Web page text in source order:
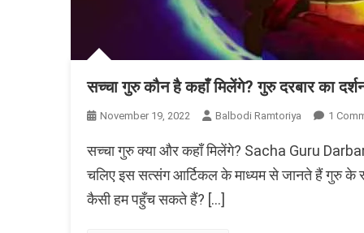
सच्चा गुरु कौन है कहाँ मिलेंगे? गुरु दरबार का
November 19, 2022 Balbodi Ramtoriya 1
सच्चा गुरु क्या और कहाँ मिलेंगे? Sacha Guru
चलिए इस सत्संग आर्टिकल के माध्यम से जानते हैं गुरु के
कैसी हम पहुँच सकते हैं? […]